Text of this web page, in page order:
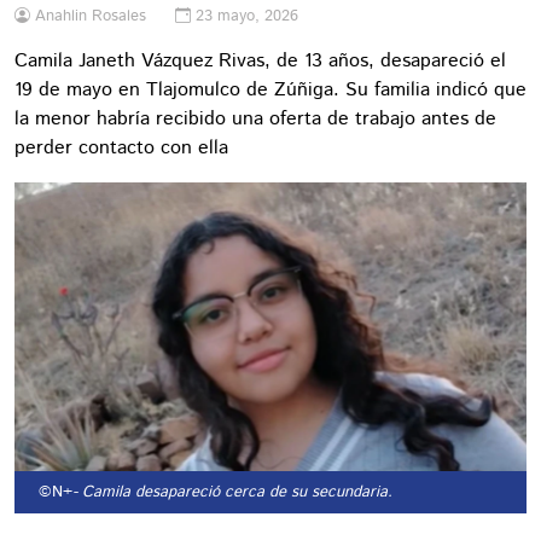
Anahlin Rosales 23 mayo, 2026
Camila Janeth Vázquez Rivas, de 13 años, desapareció el
19 de mayo en Tlajomulco de Zúñiga. Su familia indicó que
la menor habría recibido una oferta de trabajo antes de
perder contacto con ella
©N+- Camila desapareció cerca de su secundaria.